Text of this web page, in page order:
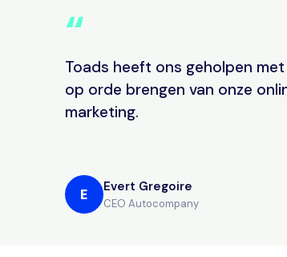
“
Toads heeft ons geholpen
op orde brengen van onze
marketing.
E Evert Gregoire
CEO Autocompany